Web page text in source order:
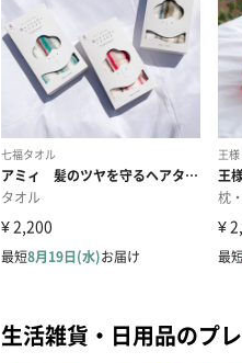
生活雑貨・日用品のプ